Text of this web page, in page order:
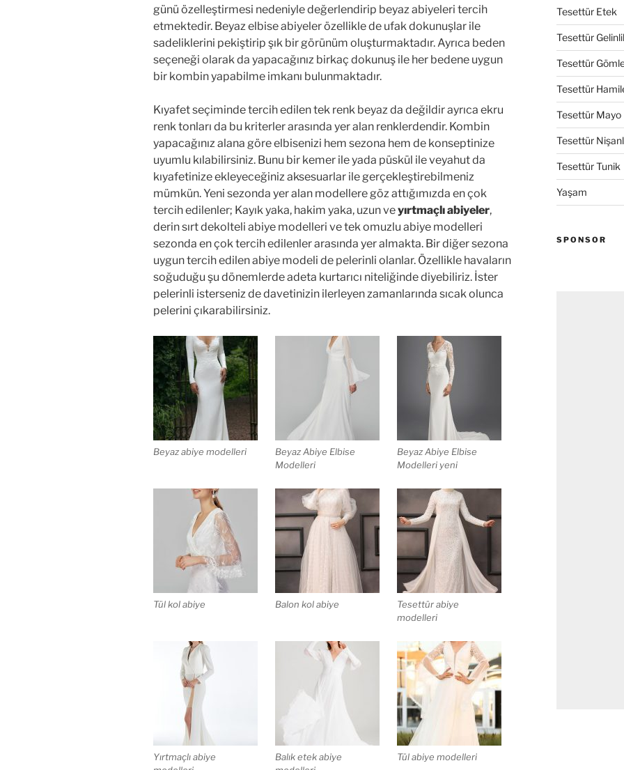
günü özelleştirmesi nedeniyle değerlendirip beyaz abiyeleri tercih
etmektedir. Beyaz elbise abiyeler özellikle de ufak dokunuşlar ile
sadeliklerini pekiştirip şık bir görünüm oluşturmaktadır. Ayrıca beden
seçeneği olarak da yapacağınız birkaç dokunuş ile her bedene uygun
bir kombin yapabilme imkanı bulunmaktadır.
Kıyafet seçiminde tercih edilen tek renk beyaz da değildir ayrıca ekru
renk tonları da bu kriterler arasında yer alan renklerdendir. Kombin
yapacağınız alana göre elbisenizi hem sezona hem de konseptinize
uyumlu kılabilirsiniz. Bunu bir kemer ile yada püskül ile veyahut da
kıyafetinize ekleyeceğiniz aksesuarlar ile gerçekleştirebilmeniz
mümkün. Yeni sezonda yer alan modellere göz attığımızda en çok
tercih edilenler; Kayık yaka, hakim yaka, uzun veyırtmaçlı abiyeler,
derin sırt dekolteli abiye modelleri ve tek omuzlu abiye modelleri
sezonda en çok tercih edilenler arasında yer almakta. Bir diğer sezona
uygun tercih edilen abiye modeli de pelerinli olanlar. Özellikle havaların
soğuduğu şu dönemlerde adeta kurtarıcı niteliğinde diyebiliriz. İster
pelerinli isterseniz de davetinizin ilerleyen zamanlarında sıcak olunca
pelerini çıkarabilirsiniz.
Beyaz abiye modelleri
Beyaz Abiye Elbise
Modelleri
Beyaz Abiye Elbise
Modelleri yeni
Tül kol abiye Balon kol abiye
Tesettür abiye
modelleri
Yırtmaçlı abiye
Balık etek abiye
Tül abiye modelleri
Tesettür Etek
Tesettür
Tesettür
Tesettür
Tesettür Mayo
Tesettür
Tesettür Tunik
Yaşam
SPONSOR